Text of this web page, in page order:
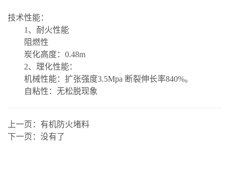
技术性能：
1、耐火性能
阻燃性
炭化高度：0.48m
2、理化性能：
机械性能：扩张强度3.5Mpa 断裂伸长率840%。
自粘性：无松脱现象
上一页： 有机防火堵料
下一页： 没有了